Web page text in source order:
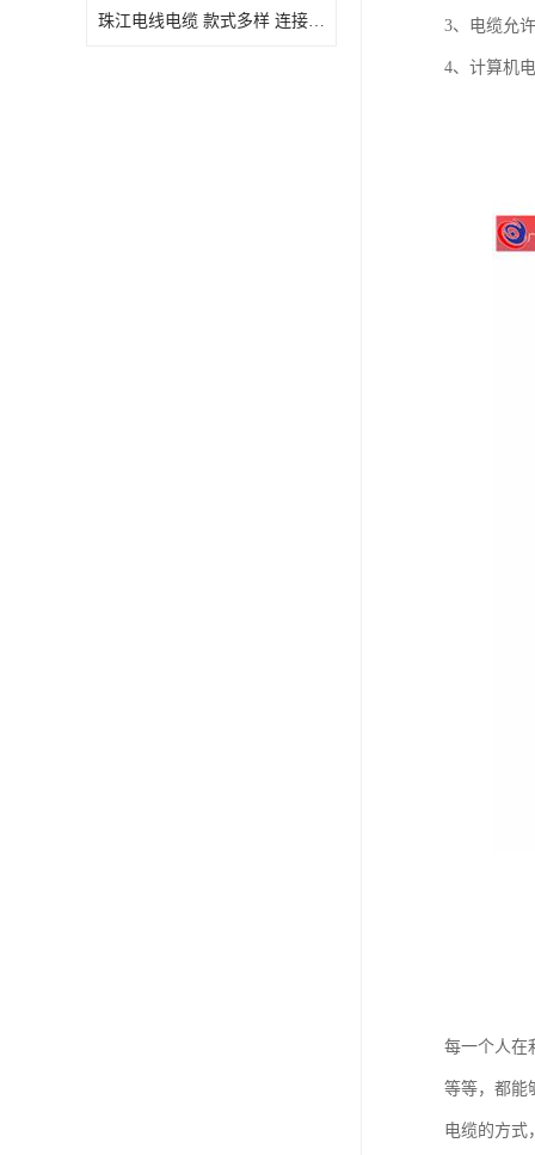
珠江电线电缆 款式多样 连接可靠安全 3、电缆允
4、计算机
每一个人在
等等，都能
电缆的方式